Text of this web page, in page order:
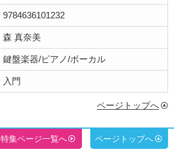
9784636101232
森 真奈美
鍵盤楽器/ピアノ/ボーカル
入門
ページトップへ
特集ページ一覧へ ページトップへ